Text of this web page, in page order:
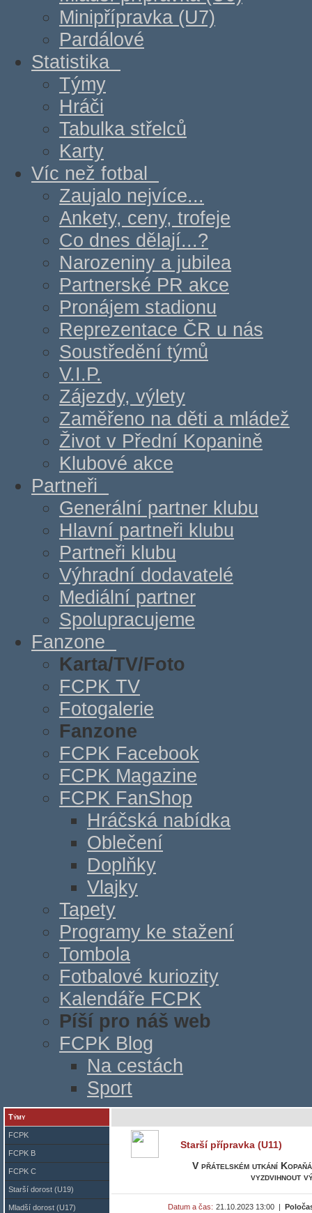
Minipřípravka (U7)
Pardálové
Statistika
Týmy
Hráči
Tabulka střelců
Karty
Víc než fotbal
Zaujalo nejvíce...
Ankety, ceny, trofeje
Co dnes dělají...?
Narozeniny a jubilea
Partnerské PR akce
Pronájem stadionu
Reprezentace ČR u nás
Soustředění týmů
V.I.P.
Zájezdy, výlety
Zaměřeno na děti a mládež
Život v Přední Kopanině
Klubové akce
Partneři
Generální partner klubu
Hlavní partneři klubu
Partneři klubu
Výhradní dodavatelé
Mediální partner
Spolupracujeme
Fanzone
Karta/TV/Foto
FCPK TV
Fotogalerie
Fanzone
FCPK Facebook
FCPK Magazine
FCPK FanShop
Hráčská nabídka
Oblečení
Doplňky
Vlajky
Tapety
Programy ke stažení
Tombola
Fotbalové kuriozity
Kalendáře FCPK
Píší pro náš web
FCPK Blog
Na cestách
Sport
Týmy
FCPK
FCPK B
FCPK C
Starší dorost (U19)
Mladší dorost (U17)
Starší přípravka (U11)
V přátelském utkání
vyzdvihnout
Datum a čas: 21.10.2023 13:00 |